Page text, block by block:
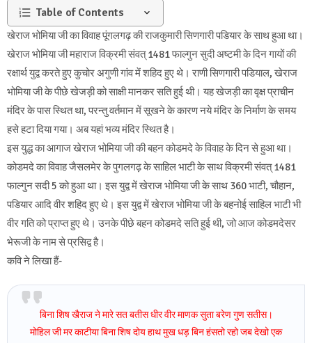
Table of Contents
खेराज भोमिया जी का विवाह पूंगलगढ़ की राजकुमारी सिणगारी पडियार के साथ हुआ था।
खेराज भोमिया जी महाराज विक्रमी संवत् 1481 फाल्गुन सुदी अष्टमी के दिन गायों की
रक्षार्थ युद्व करते हुए कुचोर अगुणी गांव में शहिद हुए थे। राणी सिणगारी पडियाल, खेराज
भोमिया जी के पीछे खेजड़ी को साक्षी मानकर सति हुई थी। यह खेजड़ी का वृक्ष प्राचीन
मंदिर के पास स्थित था, परन्तु वर्तमान में सूखने के कारण नये मंदिर के निर्माण के समय
हसे हटा दिया गया। अब यहां भव्य मंदिर स्थित है।
इस युद्ध का आगाज खेराज भोमिया जी की बहन कोडमदे के विवाह के दिन से हुआ था।
कोडमदे का विवाह जैसलमेर के पुगलगढ़ के साहिल भाटी के साथ विक्रमी संवत् 1481
फाल्गुन सदी 5 को हुआ था। इस युद्व में खेराज भोमिया जी के साथ 360 भाटी, चौहान,
पडियार आदि वीर शहिद हुए थे। इस युद्व में खेराज भोमिया जी के बहनोई साहिल भाटी भी
वीर गति को प्राप्त हुए थे। उनके पीछे बहन कोडमदे सति हुई थी, जो आज कोडमदेसर
भेरूजी के नाम से प्रसिद्व है।
कवि ने लिखा हैं-
बिना शिष खैराज ने मारे सत बतीस धीर वीर माणक सुता बरेण गुण सतीस।
मोहिल जी मर काटीया बिना शिष दोय हाथ मुख धड़ बिन हंसतो रहो जब देखो एक